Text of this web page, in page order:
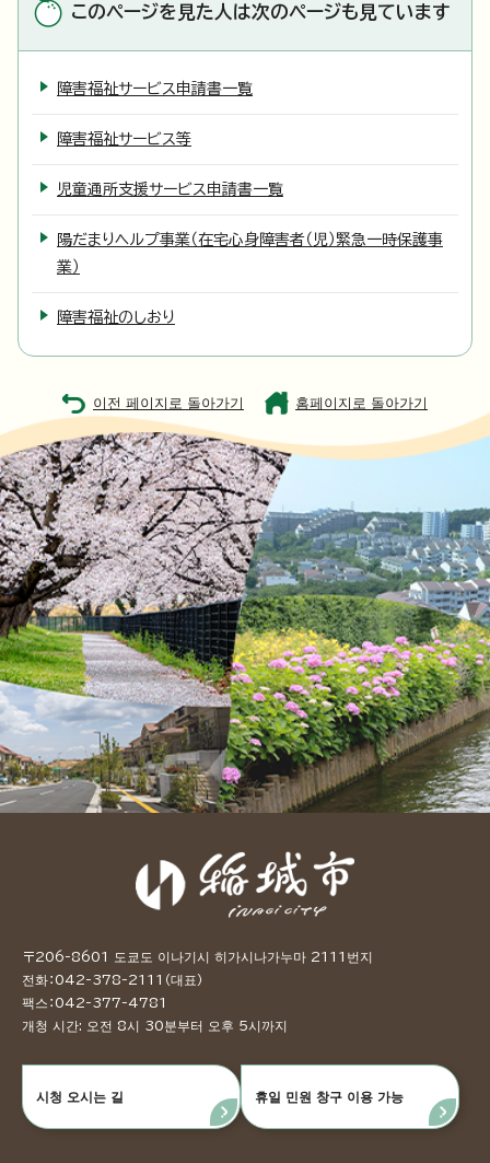
このページを見た人は次のページも見ています
障害福祉サービス申請書一覧
障害福祉サービス等
児童通所支援サービス申請書一覧
陽だまりヘルプ事業（在宅心身障害者（児）緊急一時保護事
業）
障害福祉のしおり
이전 페이지로 돌아가기 홈페이지로 돌아가기
〒206-8601 도쿄도 이나기시 히가시나가누마 2111번지
전화：042-378-2111（대표）
팩스：042-377-4781
개청 시간: 오전 8시 30분부터 오후 5시까지
시청 오시는 길 휴일 민원 창구 이용 가능